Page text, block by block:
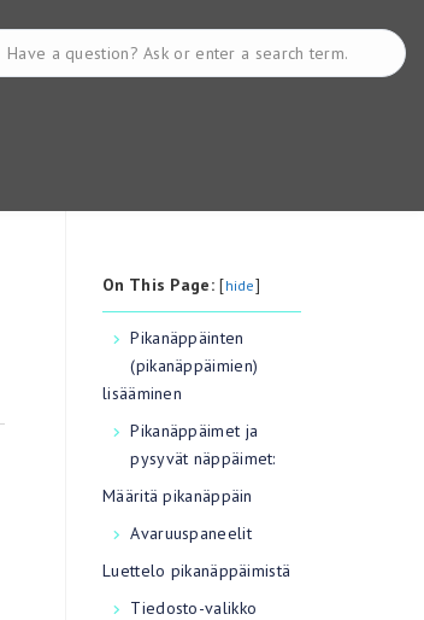
On This Page:[hide]
Pikanäppäinten
(pikanäppäimien)
lisääminen
Pikanäppäimet ja
pysyvät näppäimet:
Määritä pikanäppäin
Avaruuspaneelit
Luettelo pikanäppäimistä
Tiedosto-valikko